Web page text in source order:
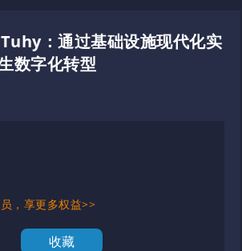
：通过基础设施现代化实
数字化转型
，享更多权益>>
收藏